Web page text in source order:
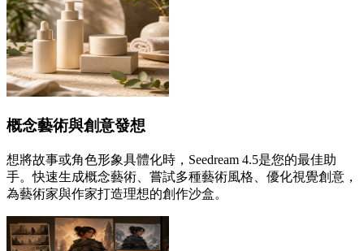
概念藝術與創意發想
想將故事或角色形象具體化時，Seedream 4.5是您的最佳助
手。快速生成概念藝術、嘗試多種藝術風格、優化視覺創意，
為藝術家與作家打造理想的創作沙盒。